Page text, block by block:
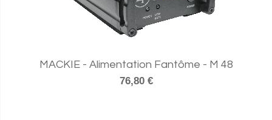
MACKIE - Alimentation Fantôme - M 48
76,80 €